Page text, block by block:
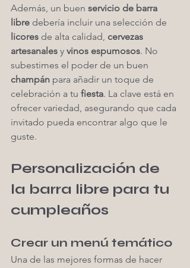
Además, un buen servicio de barra
libre debería incluir una selección de
licores de alta calidad, cervezas
artesanales y vinos espumosos. No
subestimes el poder de un buen
champán para añadir un toque de
celebración a tu fiesta. La clave está en
ofrecer variedad, asegurando que cada
invitado pueda encontrar algo que le
guste.
Personalización de
la barra libre para tu
cumpleaños
Crear un menú temático
Una de las mejores formas de hacer